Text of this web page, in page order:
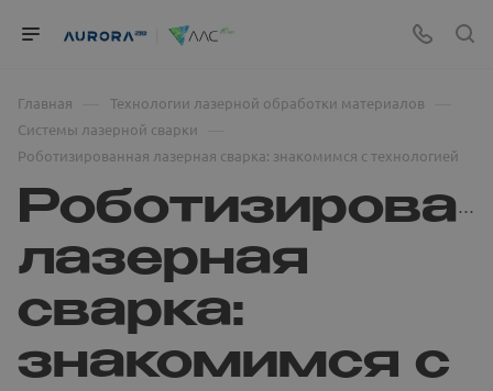
Главная Технологии лазерной обработки материалов
Системы лазерной сварки
Роботизированная лазерная сварка: знакомимся с технологией
лазерная
сварка:
знакомимся с